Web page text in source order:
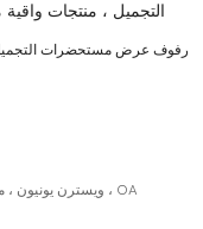
التجميل ، منتجات
رفوف عرض مستحضرات التجميل
L/C ، D/A ، D/P ، T/T ، ويسترن يونيون ، مونيغرام ، OA